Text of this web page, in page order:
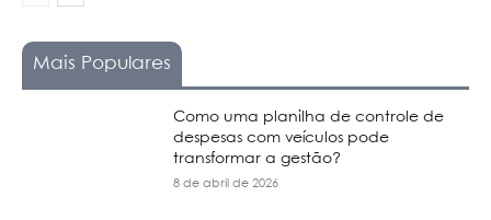
Mais Populares
Como uma planilha de controle de
despesas com veículos pode
transformar a gestão?
8 de abril de 2026